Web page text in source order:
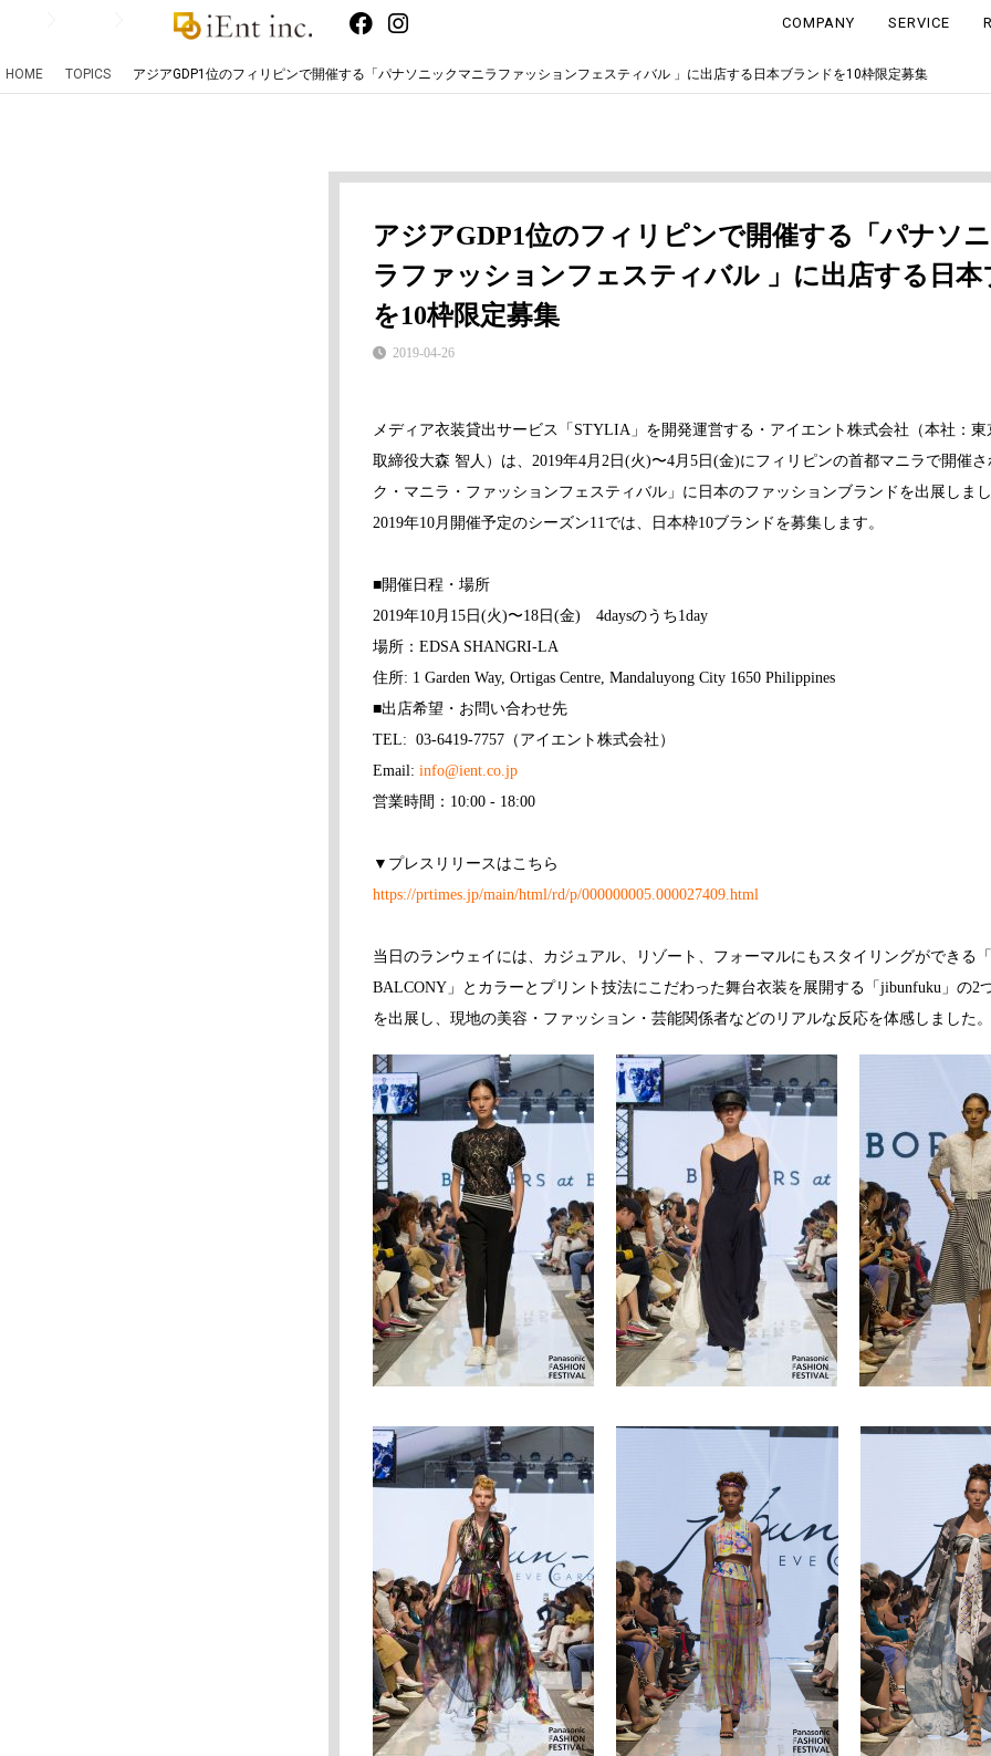
COMPANY SERVICE
HOME TOPICS アジアGDP1位のフィリピンで開催する「パナソニックマニラファッションフェスティバル 」に出店する日本ブランドを10枠限定募集
アジアGDP1位のフィリピンで開催する「パナソ
ラファッションフェスティバル 」に出店する日本
を10枠限定募集
2019-04-26
メディア衣装貸出サービス「STYLIA」を開発運営する・アイエント株式会社（本社：
取締役大森 智人）は、2019年4月2日(火)〜4月5日(金)にフィリピンの首都マニラで開催
ク・マニラ・ファッションフェスティバル」に日本のファッションブランドを出展しま
2019年10月開催予定のシーズン11では、日本枠10ブランドを募集します。
■開催日程・場所
2019年10月15日(火)〜18日(金) 4daysのうち1day
場所：EDSA SHANGRI-LA
住所: 1 Garden Way, Ortigas Centre, Mandaluyong City 1650 Philippines
■出店希望・お問い合わせ先
TEL: 03-6419-7757（アイエント株式会社）
Email: info@ient.co.jp
営業時間：10:00 - 18:00
▼プレスリリースはこちら
https://prtimes.jp/main/html/rd/p/000000005.000027409.html
当日のランウェイには、カジュアル、リゾート、フォーマルにもスタイリングができる「
BALCONY」とカラーとプリント技法にこだわった舞台衣装を展開する「jibunfuku」の2
を出展し、現地の美容・ファッション・芸能関係者などのリアルな反応を体感しました。